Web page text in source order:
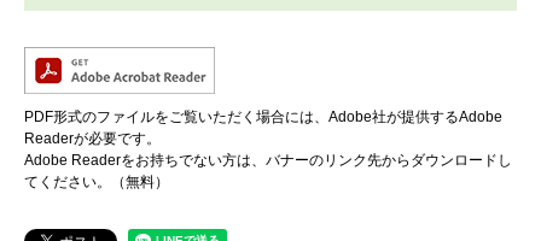
PDF形式のファイルをご覧いただく場合には、Adobe社が提供するAdobe
Readerが必要です。
Adobe Readerをお持ちでない方は、バナーのリンク先からダウンロードし
てください。（無料）